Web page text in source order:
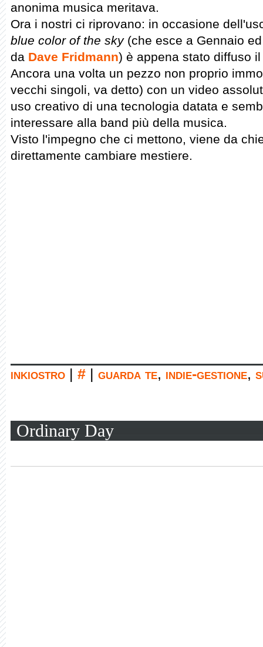
anonima musica meritava.
Ora i nostri ci riprovano: in occasione
blue color of the sky(che esce a Gennaio
da Dave Fridmann) è appena stato diffuso
Ancora una volta un pezzo non proprio
vecchi singoli, va detto) con un video
uso creativo di una tecnologia datata e
interessare alla band più della musica.
Visto l'impegno che ci mettono, viene da
direttamente cambiare mestiere.
inkiostro # guarda te, indie-gestione,
Ordinary Day